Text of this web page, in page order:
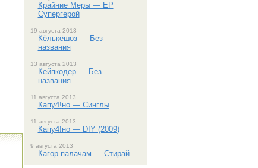
Крайние Меры — EP
Супергерой
19 августа 2013
Кёлькёшоз — Без
названия
13 августа 2013
Кейпкодер — Без
названия
11 августа 2013
Капу4!но — Синглы
11 августа 2013
Капу4!но — DIY (2009)
9 августа 2013
Кагор палачам — Стирай